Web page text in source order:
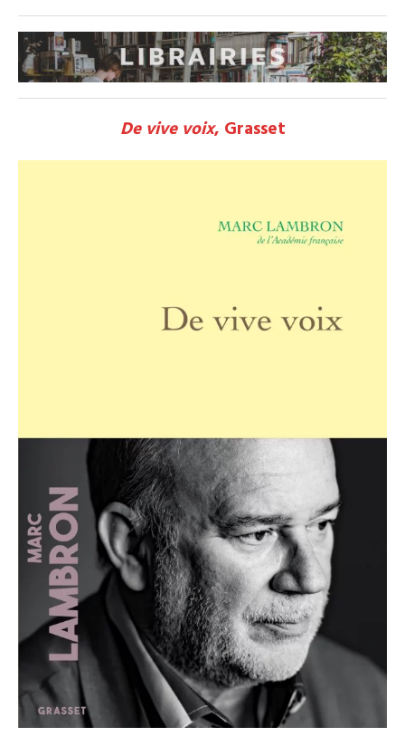
De vive voix, Grasset